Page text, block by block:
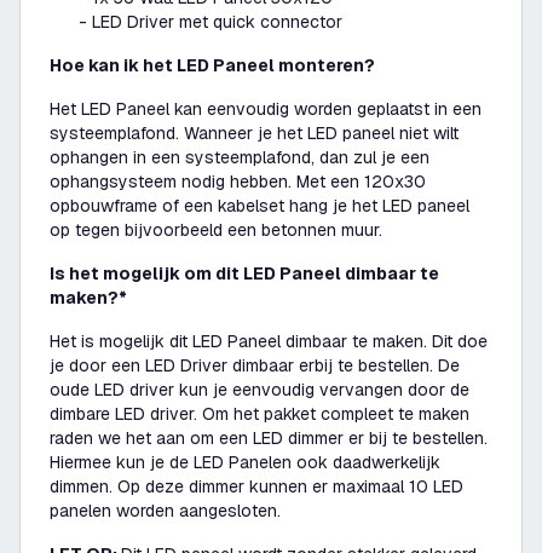
- LED Driver met quick connector
Hoe kan ik het LED Paneel monteren?
Het LED Paneel kan eenvoudig worden geplaatst in een
systeemplafond. Wanneer je het LED paneel niet wilt
ophangen in een systeemplafond, dan zul je een
ophangsysteem nodig hebben. Met een 120x30
opbouwframe of een kabelset hang je het LED paneel
op tegen bijvoorbeeld een betonnen muur.
Is het mogelijk om dit LED Paneel dimbaar te
maken?*
Het is mogelijk dit LED Paneel dimbaar te maken. Dit doe
je door een LED Driver dimbaar erbij te bestellen. De
oude LED driver kun je eenvoudig vervangen door de
dimbare LED driver. Om het pakket compleet te maken
raden we het aan om een LED dimmer er bij te bestellen.
Hiermee kun je de LED Panelen ook daadwerkelijk
dimmen. Op deze dimmer kunnen er maximaal 10 LED
panelen worden aangesloten.